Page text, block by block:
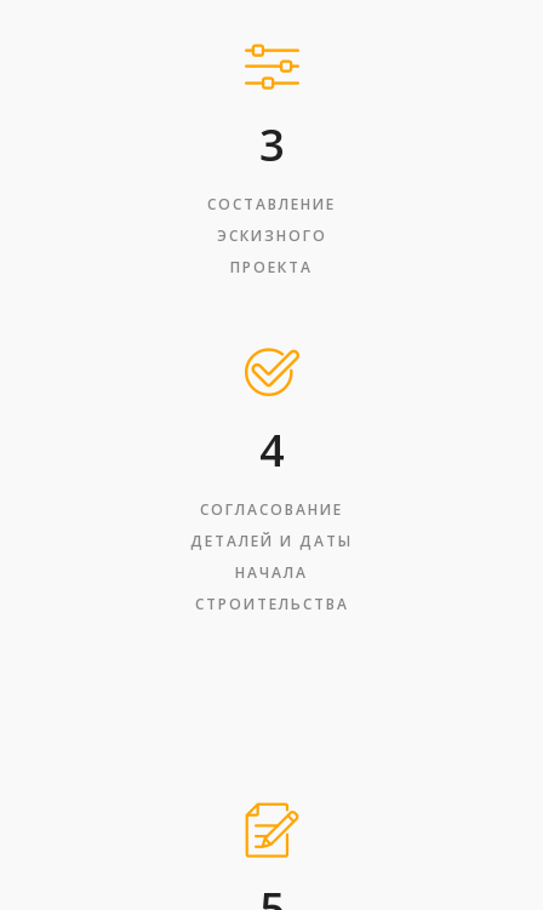
3
СОСТАВЛЕНИЕ
ЭСКИЗНОГО
ПРОЕКТА
4
СОГЛАСОВАНИЕ
ДЕТАЛЕЙ И ДАТЫ
НАЧАЛА
СТРОИТЕЛЬСТВА